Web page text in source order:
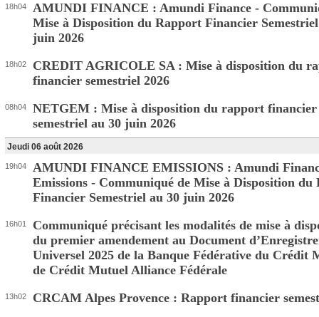
18h04
AMUNDI FINANCE : Amundi Finance -
Mise à Disposition du Rapport Financier
juin 2026
18h02
CREDIT AGRICOLE SA : Mise à disposition du
financier semestriel 2026
08h04
NETGEM : Mise à disposition du rapport financier
semestriel au 30 juin 2026
Jeudi 06 août 2026
19h04
AMUNDI FINANCE EMISSIONS : Amundi
Emissions - Communiqué de Mise à Disposition du
Financier Semestriel au 30 juin 2026
16h01
Communiqué précisant les modalités de mise à
du premier amendement au Document
Universel 2025 de la Banque Fédérative du Crédit
de Crédit Mutuel Alliance Fédérale
13h02 CRCAM Alpes Provence : Rapport financier